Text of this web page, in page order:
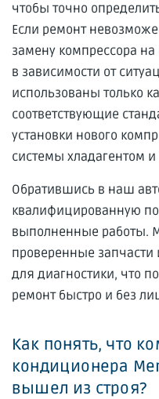
чтобы точно
Если ремонт
замену компрессора
в зависимости от
использованы только
соответствующие
установки нового
системы хладагентом
Обратившись в наш
квалифицированную
выполненные работы.
проверенные запчасти
для диагностики, что
ремонт быстро и без
Как понять, что
кондиционера
вышел из строя?